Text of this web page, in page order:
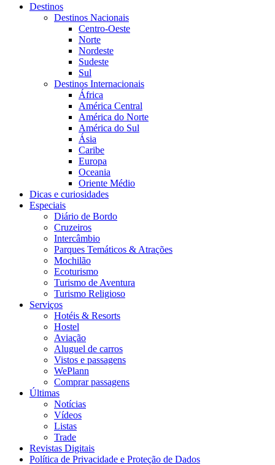
Destinos
Destinos Nacionais
Centro-Oeste
Norte
Nordeste
Sudeste
Sul
Destinos Internacionais
África
América Central
América do Norte
América do Sul
Ásia
Caribe
Europa
Oceania
Oriente Médio
Dicas e curiosidades
Especiais
Diário de Bordo
Cruzeiros
Intercâmbio
Parques Temáticos & Atrações
Mochilão
Ecoturismo
Turismo de Aventura
Turismo Religioso
Serviços
Hotéis & Resorts
Hostel
Aviação
Aluguel de carros
Vistos e passagens
WePlann
Comprar passagens
Últimas
Notícias
Vídeos
Listas
Trade
Revistas Digitais
Política de Privacidade e Proteção de Dados